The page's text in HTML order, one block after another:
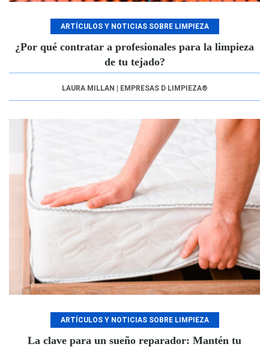
ARTÍCULOS Y NOTICIAS SOBRE LIMPIEZA
¿Por qué contratar a profesionales para la limpieza
de tu tejado?
LAURA MILLAN | EMPRESAS D LIMPIEZA®
ARTÍCULOS Y NOTICIAS SOBRE LIMPIEZA
La clave para un sueño reparador: Mantén tu